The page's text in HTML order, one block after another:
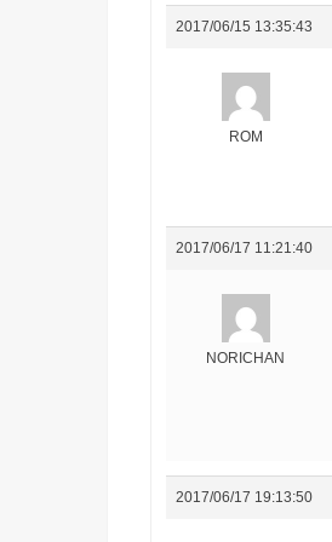
2017/06/15 13:35:43
ROM
2017/06/17 11:21:40
NORICHAN
2017/06/17 19:13:50